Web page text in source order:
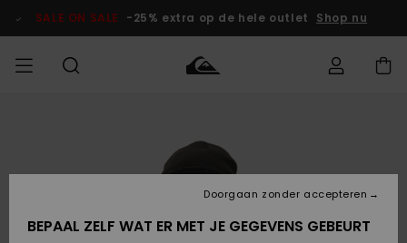
Productinformatie
SALE ON SALE -25% extra op de hele outlet Shop nu
Accessoires
JONGENS
Accessoires
DAMES
Shop
Surf Shop
Shop
Snow Shop
OUTLET
Kinderen
Nederlands
Retouren
BEPAAL ZELF WAT ER MET JE GEGEVENS GEBEURT
Doorgaan zonder accepteren